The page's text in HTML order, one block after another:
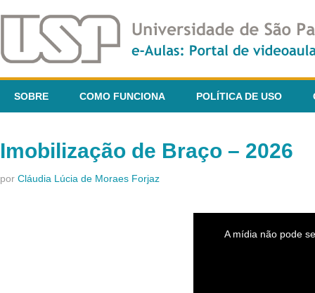
SOBRE COMO FUNCIONA POLÍTICA DE USO
Imobilização de Braço – 2026
por Cláudia Lúcia de Moraes Forjaz
A mídia não pode